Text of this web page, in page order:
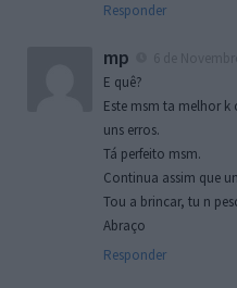
Responder
mp
E quê?
Este msm ta melhor
uns erros.
Tá perfeito msm.
Continua assim que
Tou a brincar, tu n
Abraço
Responder